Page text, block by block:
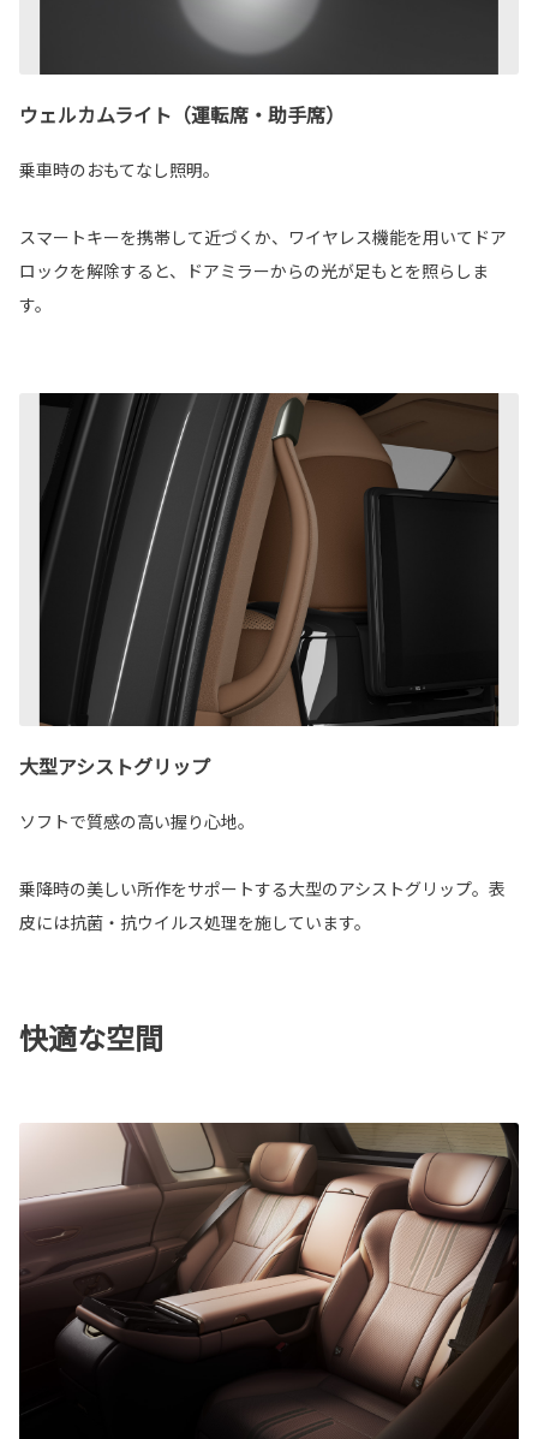
ウェルカムライト（運転席・助手席）
乗車時のおもてなし照明。
スマートキーを携帯して近づくか、ワイヤレス機能を用いてドア
ロックを解除すると、ドアミラーからの光が足もとを照らしま
す。
大型アシストグリップ
ソフトで質感の高い握り心地。
乗降時の美しい所作をサポートする大型のアシストグリップ。表
皮には抗菌・抗ウイルス処理を施しています。
快適な空間